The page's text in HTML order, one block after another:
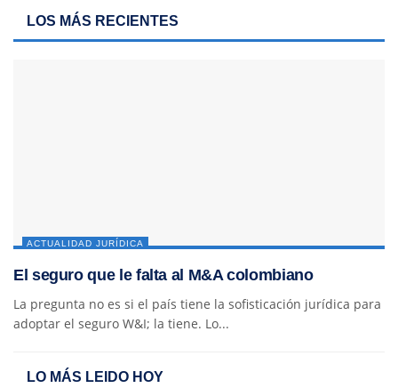
LOS MÁS RECIENTES
ACTUALIDAD JURÍDICA
El seguro que le falta al M&A colombiano
La pregunta no es si el país tiene la sofisticación jurídica para
adoptar el seguro W&I; la tiene. Lo...
LO MÁS LEIDO HOY